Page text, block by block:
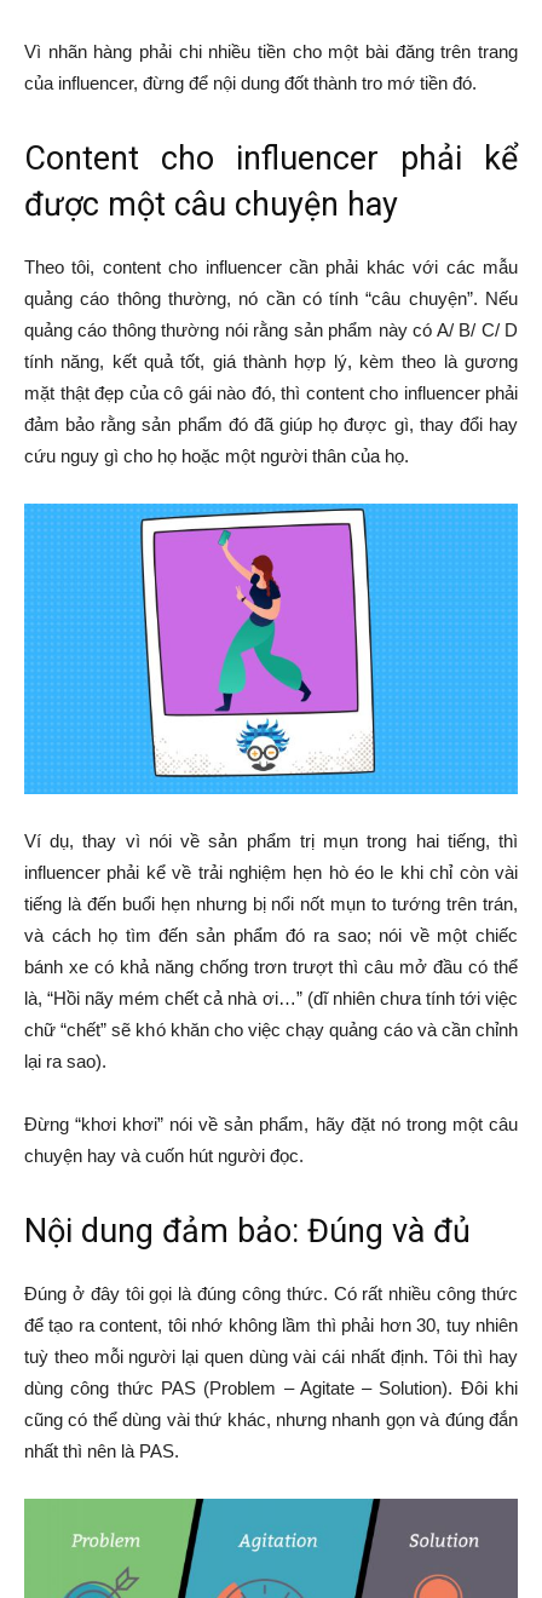
Vì nhãn hàng phải chi nhiều tiền cho một bài đăng trên trang
của influencer, đừng để nội dung đốt thành tro mớ tiền đó.
Content cho influencer phải kể
được một câu chuyện hay
Theo tôi, content cho influencer cần phải khác với các mẫu
quảng cáo thông thường, nó cần có tính “câu chuyện”. Nếu
quảng cáo thông thường nói rằng sản phẩm này có A/ B/ C/ D
tính năng, kết quả tốt, giá thành hợp lý, kèm theo là gương
mặt thật đẹp của cô gái nào đó, thì content cho influencer phải
đảm bảo rằng sản phẩm đó đã giúp họ được gì, thay đổi hay
cứu nguy gì cho họ hoặc một người thân của họ.
Ví dụ, thay vì nói về sản phẩm trị mụn trong hai tiếng, thì
influencer phải kể về trải nghiệm hẹn hò éo le khi chỉ còn vài
tiếng là đến buổi hẹn nhưng bị nổi nốt mụn to tướng trên trán,
và cách họ tìm đến sản phẩm đó ra sao; nói về một chiếc
bánh xe có khả năng chống trơn trượt thì câu mở đầu có thể
là, “Hồi nãy mém chết cả nhà ơi…” (dĩ nhiên chưa tính tới việc
chữ “chết” sẽ khó khăn cho việc chạy quảng cáo và cần chỉnh
lại ra sao).
Đừng “khơi khơi” nói về sản phẩm, hãy đặt nó trong một câu
chuyện hay và cuốn hút người đọc.
Nội dung đảm bảo: Đúng và đủ
Đúng ở đây tôi gọi là đúng công thức. Có rất nhiều công thức
để tạo ra content, tôi nhớ không lầm thì phải hơn 30, tuy nhiên
tuỳ theo mỗi người lại quen dùng vài cái nhất định. Tôi thì hay
dùng công thức PAS (Problem – Agitate – Solution). Đôi khi
cũng có thể dùng vài thứ khác, nhưng nhanh gọn và đúng đắn
nhất thì nên là PAS.